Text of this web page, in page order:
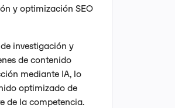
y optimización SEO
investigación y
de contenido
mediante IA, lo
optimizado de
de la competencia.